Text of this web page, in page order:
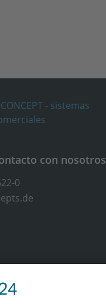
con nosotros
0
GmbH
17